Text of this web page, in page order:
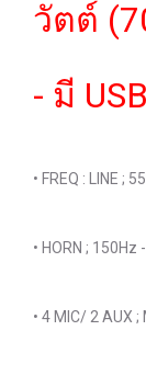
วัตต์
- มี
• FREQ : LINE ;
• HORN ; 150Hz
• 4 MIC/ 2 AUX ;